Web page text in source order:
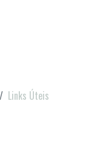
Links Úteis